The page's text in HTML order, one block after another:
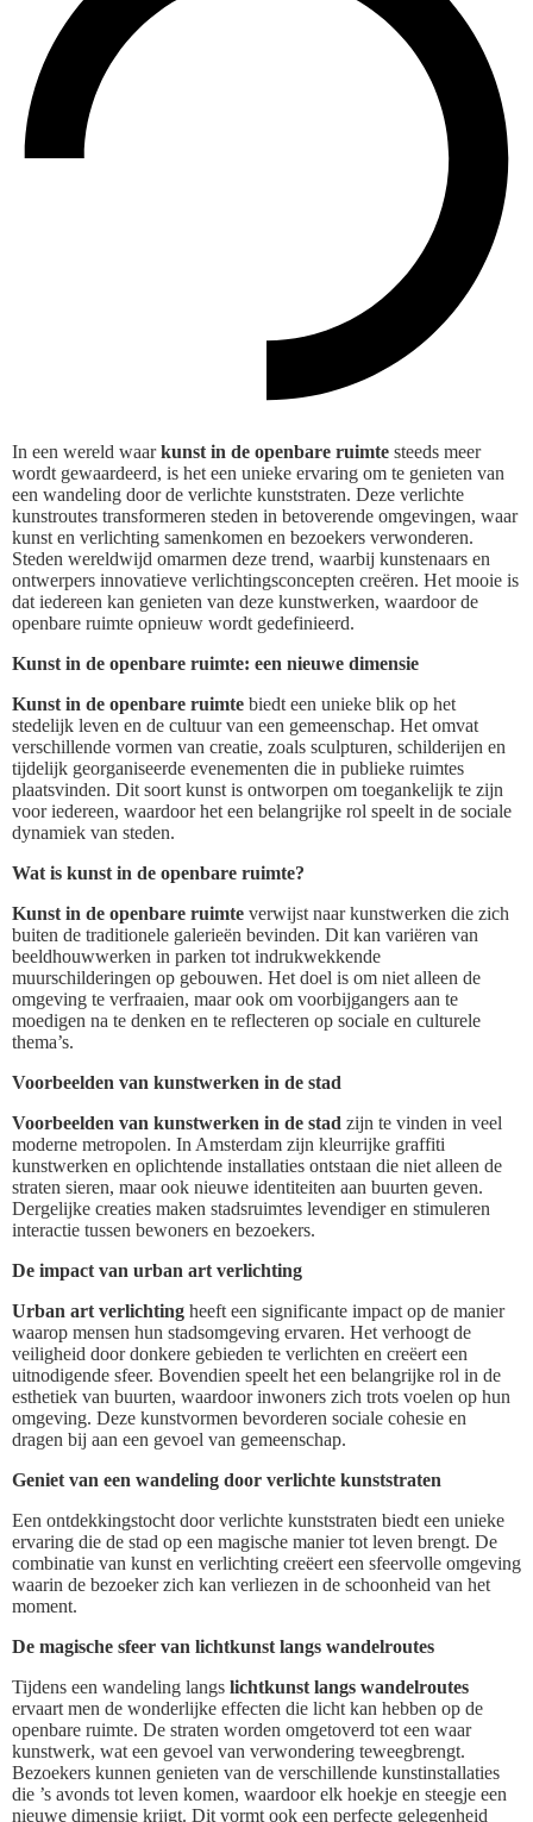
In een wereld waarkunst in de openbare ruimte steeds meer
wordt gewaardeerd, is het een unieke ervaring om te genieten van
een wandeling door de verlichte kunststraten. Deze verlichte
kunstroutes transformeren steden in betoverende omgevingen, waar
kunst en verlichting samenkomen en bezoekers verwonderen.
Steden wereldwijd omarmen deze trend, waarbij kunstenaars en
ontwerpers innovatieve verlichtingsconcepten creëren. Het mooie is
dat iedereen kan genieten van deze kunstwerken, waardoor de
openbare ruimte opnieuw wordt gedefinieerd.
Kunst in de openbare ruimte: een nieuwe dimensie
Kunst in de openbare ruimte biedt een unieke blik op het
stedelijk leven en de cultuur van een gemeenschap. Het omvat
verschillende vormen van creatie, zoals sculpturen, schilderijen en
tijdelijk georganiseerde evenementen die in publieke ruimtes
plaatsvinden. Dit soort kunst is ontworpen om toegankelijk te zijn
voor iedereen, waardoor het een belangrijke rol speelt in de sociale
dynamiek van steden.
Wat is kunst in de openbare ruimte?
Kunst in de openbare ruimte verwijst naar kunstwerken die zich
buiten de traditionele galerieën bevinden. Dit kan variëren van
beeldhouwwerken in parken tot indrukwekkende
muurschilderingen op gebouwen. Het doel is om niet alleen de
omgeving te verfraaien, maar ook om voorbijgangers aan te
moedigen na te denken en te reflecteren op sociale en culturele
thema’s.
Voorbeelden van kunstwerken in de stad
Voorbeelden van kunstwerken in de stad zijn te vinden in veel
moderne metropolen. In Amsterdam zijn kleurrijke graffiti
kunstwerken en oplichtende installaties ontstaan die niet alleen de
straten sieren, maar ook nieuwe identiteiten aan buurten geven.
Dergelijke creaties maken stadsruimtes levendiger en stimuleren
interactie tussen bewoners en bezoekers.
De impact van urban art verlichting
Urban art verlichting heeft een significante impact op de manier
waarop mensen hun stadsomgeving ervaren. Het verhoogt de
veiligheid door donkere gebieden te verlichten en creëert een
uitnodigende sfeer. Bovendien speelt het een belangrijke rol in de
esthetiek van buurten, waardoor inwoners zich trots voelen op hun
omgeving. Deze kunstvormen bevorderen sociale cohesie en
dragen bij aan een gevoel van gemeenschap.
Geniet van een wandeling door verlichte kunststraten
Een ontdekkingstocht door verlichte kunststraten biedt een unieke
ervaring die de stad op een magische manier tot leven brengt. De
combinatie van kunst en verlichting creëert een sfeervolle omgeving
waarin de bezoeker zich kan verliezen in de schoonheid van het
moment.
De magische sfeer van lichtkunst langs wandelroutes
Tijdens een wandeling langs lichtkunst langs wandelroutes
ervaart men de wonderlijke effecten die licht kan hebben op de
openbare ruimte. De straten worden omgetoverd tot een waar
kunstwerk, wat een gevoel van verwondering teweegbrengt.
Bezoekers kunnen genieten van de verschillende kunstinstallaties
die ’s avonds tot leven komen, waardoor elk hoekje en steegje een
nieuwe dimensie krijgt. Dit vormt ook een perfecte gelegenheid